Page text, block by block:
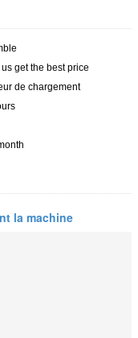
get the best price
de chargement
la machine